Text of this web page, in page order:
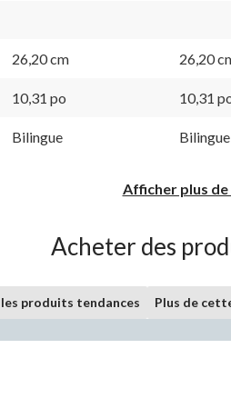
26,20 cm 26,20
10,31 po 10,31
Bilingue Bilingue
Afficher plus
Acheter des
produits tendances Plus de